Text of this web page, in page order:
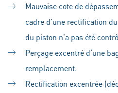
Mauvaise cote de
cadre d’une rectification
du piston n’a pas été
Perçage excentré d‘une
remplacement.
Rectification excentrée